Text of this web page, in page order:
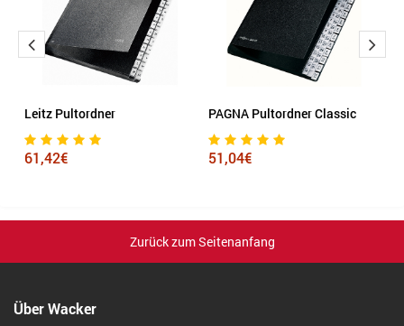
Leitz Pultordner
61,42€
PAGNA Pultordner Classic
51,04€
Zurück zum Seitenanfang
Über Wacker